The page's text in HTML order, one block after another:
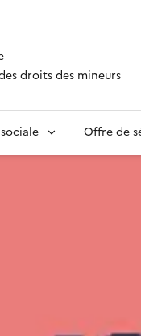
droits des mineurs
Offre de